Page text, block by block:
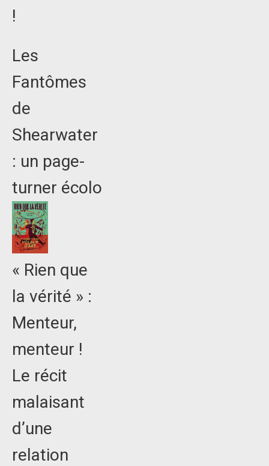
!
Les
Fantômes
de
Shearwater
: un page-
turner écolo
« Rien que
la vérité » :
Menteur,
menteur !
Le récit
malaisant
d’une
relation